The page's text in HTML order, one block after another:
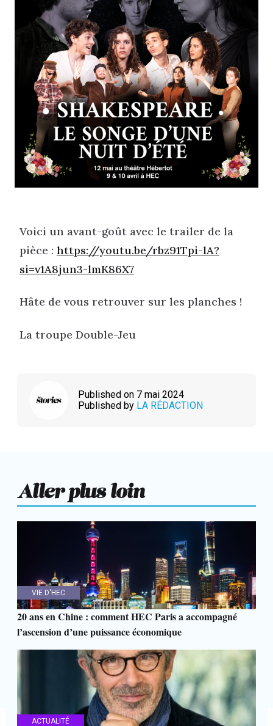
Voici un avant-goût avec le trailer de la
pièce : https://youtu.be/rbz91Tpi-lA?
si=v1A8jun3-lmK86X7
Hâte de vous retrouver sur les planches !
La troupe Double-Jeu
Published on 7 mai 2024
Published by LA RÉDACTION
Aller plus loin
VIE D'HEC
20 ans en Chine : comment HEC Paris a accompagné
l’ascension d’une puissance économique
ACTUALITÉ